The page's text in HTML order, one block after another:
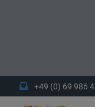
+49 (0) 69 986